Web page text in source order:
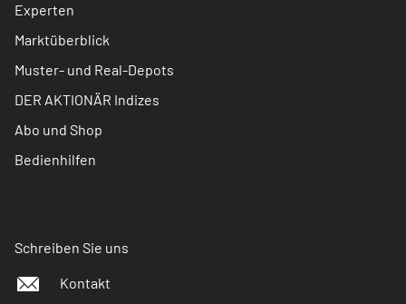
Experten
Marktüberblick
Muster- und Real-Depots
DER AKTIONÄR Indizes
Abo und Shop
Bedienhilfen
Schreiben Sie uns
Kontakt